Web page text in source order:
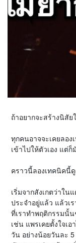
ถ้าอยากจะสร้างนิสัย
ทุกคนอาจจะเคยลอง
เข้าไปให้ตัวเอง แต่
คราวนี้ลองเทคนิคนี้
เริ่มจากสังเกตว่าใน
ประจำอยู่แล้ว แล้วเร
ที่เราทำพฤติกรรมนั้น
เช่น แพรเคยตั้งใจเ
วัน อย่างน้อยวันละ 5